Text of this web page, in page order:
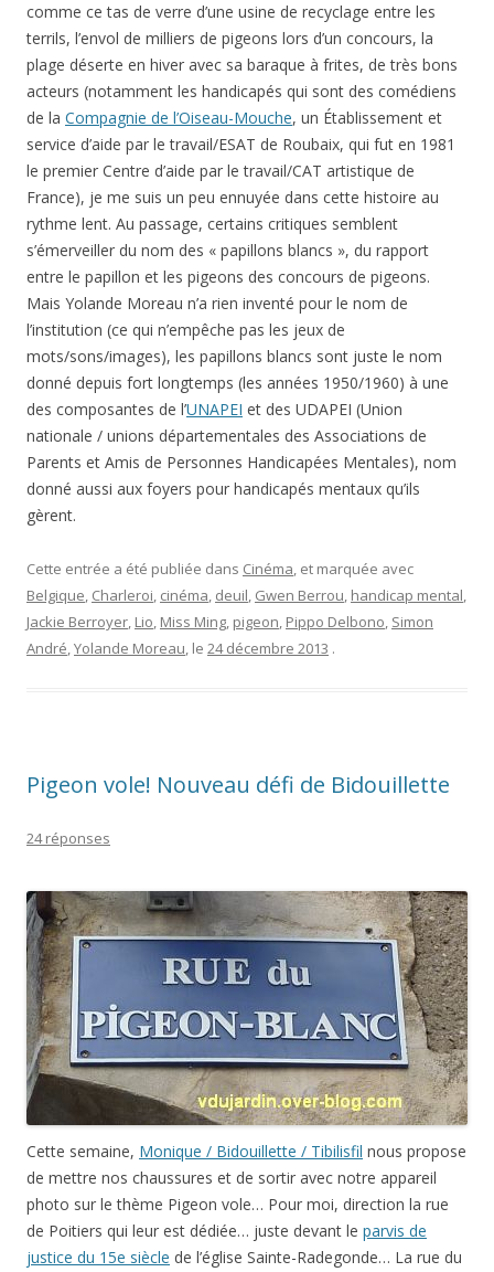
comme ce tas de verre d’une usine de recyclage entre les
terrils, l’envol de milliers de pigeons lors d’un concours, la
plage déserte en hiver avec sa baraque à frites, de très bons
acteurs (notamment les handicapés qui sont des comédiens
de la Compagnie de l’Oiseau-Mouche, un Établissement et
service d’aide par le travail/ESAT de Roubaix, qui fut en 1981
le premier Centre d’aide par le travail/CAT artistique de
France), je me suis un peu ennuyée dans cette histoire au
rythme lent. Au passage, certains critiques semblent
s’émerveiller du nom des « papillons blancs », du rapport
entre le papillon et les pigeons des concours de pigeons.
Mais Yolande Moreau n’a rien inventé pour le nom de
l’institution (ce qui n’empêche pas les jeux de
mots/sons/images), les papillons blancs sont juste le nom
donné depuis fort longtemps (les années 1950/1960) à une
des composantes de l’UNAPEI et des UDAPEI (Union
nationale / unions départementales des Associations de
Parents et Amis de Personnes Handicapées Mentales), nom
donné aussi aux foyers pour handicapés mentaux qu’ils
gèrent.
Cette entrée a été publiée dans Cinéma, et marquée avec
Belgique, Charleroi, cinéma, deuil, Gwen Berrou, handicap mental,
Jackie Berroyer, Lio, Miss Ming, pigeon, Pippo Delbono, Simon
André,Yolande Moreau, le 24 décembre 2013 .
Pigeon vole! Nouveau défi de Bidouillette
24 réponses
Cette semaine, Monique / Bidouillette / Tibilisfil nous propose
de mettre nos chaussures et de sortir avec notre appareil
photo sur le thème Pigeon vole… Pour moi, direction la rue
de Poitiers qui leur est dédiée… juste devant le parvis de
justice du 15e siècle de l’église Sainte-Radegonde… La rue du